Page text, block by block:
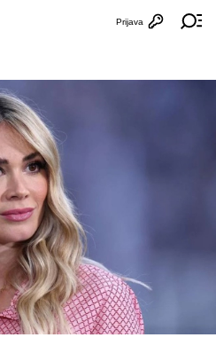
Otvori
Prijava